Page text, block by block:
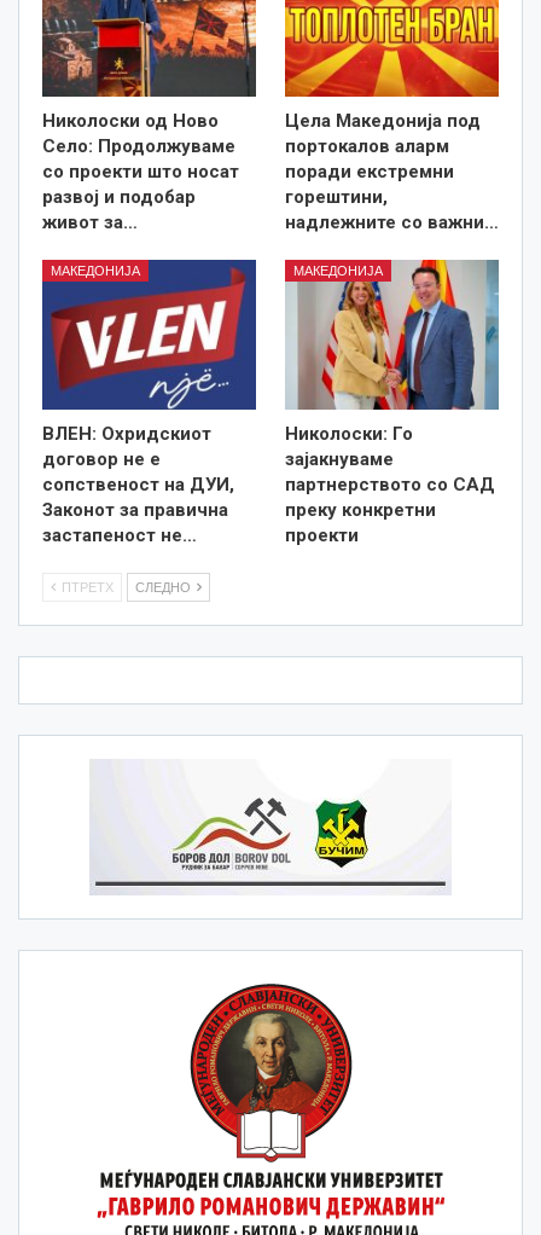
Николоски од Ново
Село: Продолжуваме
со проекти што носат
развој и подобар
живот за…
Цела Македонија под
портокалов аларм
поради екстремни
горештини,
надлежните со важни…
МАКЕДОНИЈА
ВЛЕН: Охридскиот
договор не е
сопственост на ДУИ,
Законот за правична
застапеност не…
МАКЕДОНИЈА
Николоски: Го
зајакнуваме
партнерството со САД
преку конкретни
проекти
ПТРЕТХ СЛЕДНО